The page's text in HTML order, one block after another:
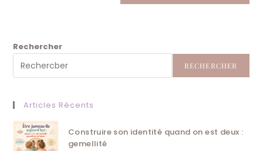
Rechercher
RECHERCHER
Articles Récents
Construire son identité quand on est deux :
gemellité